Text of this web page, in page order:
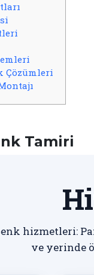
Çözümleri
Tamiri
hizmetleri:
ve yerinde